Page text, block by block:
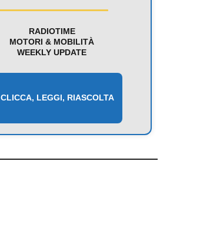
RADIOTIME
MOTORI & MOBILITÀ
WEEKLY UPDATE
CLICCA, LEGGI, RIASCOLTA